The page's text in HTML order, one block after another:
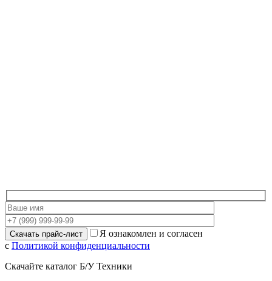
Я ознакомлен и согласен
с Политикой конфиденциальности
Скачайте каталог Б/У Техники